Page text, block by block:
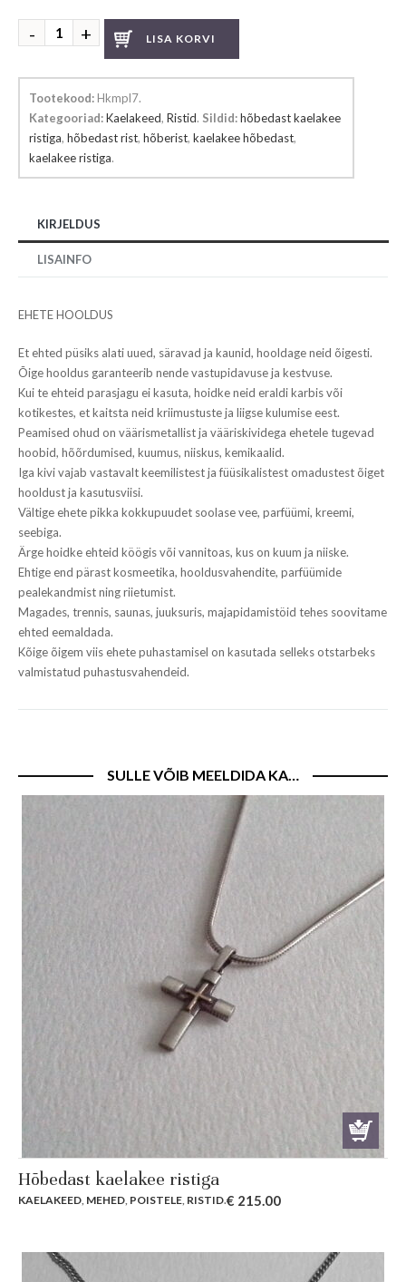
Hõbedast
kaelakee
LISA KORVI
Tootekood: Hkmpl7.
Kategooriad:Kaelakeed, Ristid. Sildid:hõbedast kaelakee
ristiga, hõbedast rist, hõberist, kaelakee hõbedast,
kaelakee ristiga.
KIRJELDUS
LISAINFO
EHETE HOOLDUS
Et ehted püsiks alati uued, säravad ja kaunid, hooldage neid õigesti.
Õige hooldus garanteerib nende vastupidavuse ja kestvuse.
Kui te ehteid parasjagu ei kasuta, hoidke neid eraldi karbis või
kotikestes, et kaitsta neid kriimustuste ja liigse kulumise eest.
Peamised ohud on väärismetallist ja vääriskividega ehetele tugevad
hoobid, hõõrdumised, kuumus, niiskus, kemikaalid.
Iga kivi vajab vastavalt keemilistest ja füüsikalistest omadustest õiget
hooldust ja kasutusviisi.
Vältige ehete pikka kokkupuudet soolase vee, parfüümi, kreemi,
seebiga.
Ärge hoidke ehteid köögis või vannitoas, kus on kuum ja niiske.
Ehtige end pärast kosmeetika, hooldusvahendite, parfüümide
pealekandmist ning riietumist.
Magades, trennis, saunas, juuksuris, majapidamistöid tehes soovitame
ehted eemaldada.
Kõige õigem viis ehete puhastamisel on kasutada selleks otstarbeks
valmistatud puhastusvahendeid.
SULLE VÕIB MEELDIDA KA…
Hõbedast kaelakee ristiga
KAELAKEED, MEHED, POISTELE, RISTID.€ 215.00